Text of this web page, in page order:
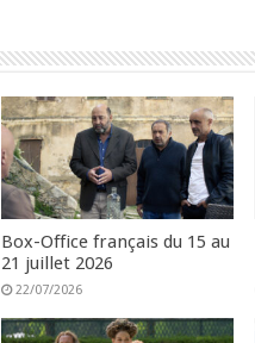
Box-Office français du 15 au
21 juillet 2026
22/07/2026